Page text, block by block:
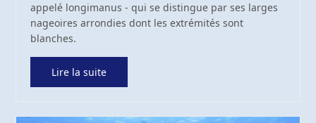
appelé longimanus - qui se distingue par ses larges
nageoires arrondies dont les extrémités sont
blanches.
Lire la suite